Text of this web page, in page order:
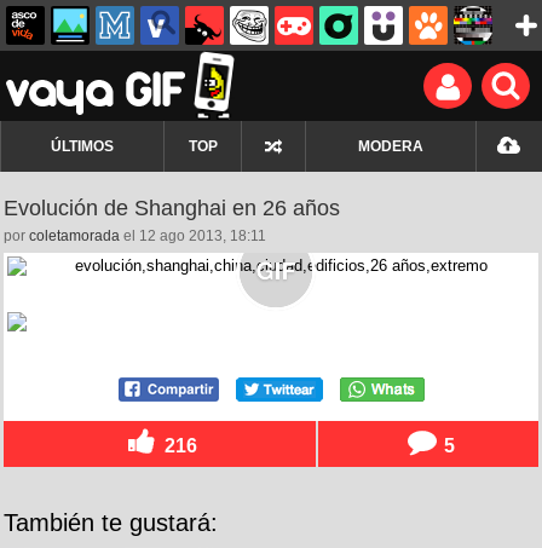
ÚLTIMOS TOP MODERA
Evolución de Shanghai en 26 años
por coletamorada el 12 ago 2013, 18:11
216 5
También te gustará: